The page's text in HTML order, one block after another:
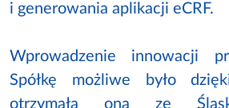
i generowania aplikacji eCRF.
Wprowadzenie innowacji
Spółkę możliwe było
otrzymała ona ze